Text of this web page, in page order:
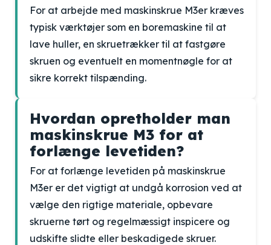
For at arbejde med maskinskrue M3er kræves
typisk værktøjer som en boremaskine til at
lave huller, en skruetrækker til at fastgøre
skruen og eventuelt en momentnøgle for at
sikre korrekt tilspænding.
Hvordan opretholder man
maskinskrue M3 for at
forlænge levetiden?
For at forlænge levetiden på maskinskrue
M3er er det vigtigt at undgå korrosion ved at
vælge den rigtige materiale, opbevare
skruerne tørt og regelmæssigt inspicere og
udskifte slidte eller beskadigede skruer.